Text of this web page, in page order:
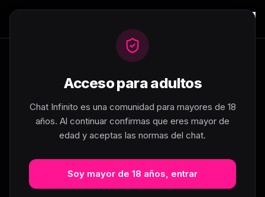
Acceso para adultos
Chat Infinito es una comunidad para mayores de 18
años. Al continuar confirmas que eres mayor de
edad y aceptas las normas del chat.
Soy mayor de 18 años, entrar
404
Esta sala no existe... pero hay
muchas más
La página que buscas no se ha encontrado.